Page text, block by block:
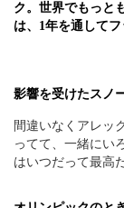
ク。世界でもっと
は、1年を通して
影響を受けたスノ
間違いなくアレッ
ってて、一緒にい
はいつだって最高